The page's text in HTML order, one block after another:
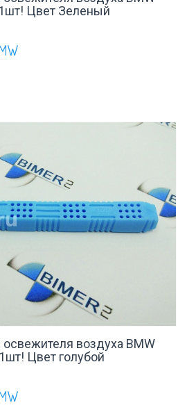
Цвет Зеленый
воздуха BMW
Цвет голубой